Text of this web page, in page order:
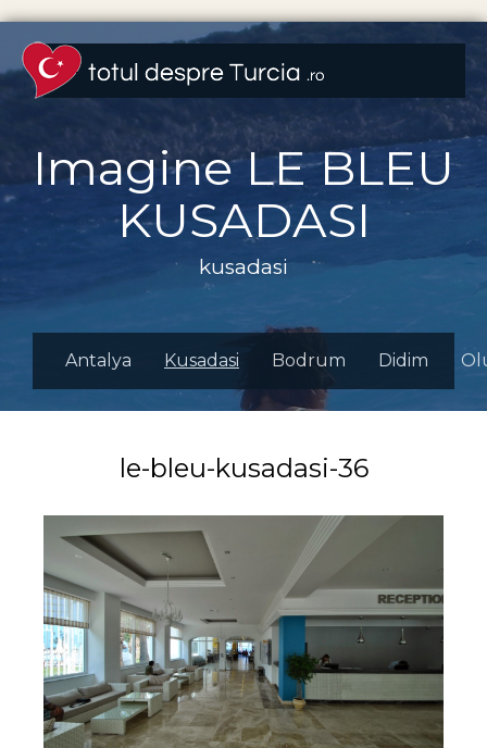
Imagine LE BLEU
KUSADASI
kusadasi
Antalya Kusadasi Bodrum Didim
le-bleu-kusadasi-36